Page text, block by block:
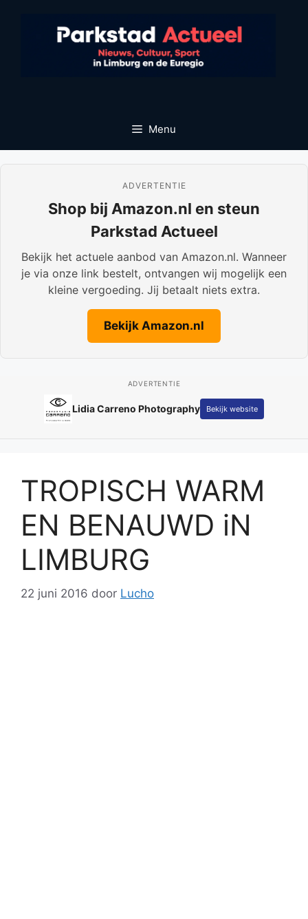
Menu
ADVERTENTIE
Shop bij Amazon.nl en steun
Parkstad Actueel
Bekijk het actuele aanbod van Amazon.nl. Wanneer
je via onze link bestelt, ontvangen wij mogelijk een
kleine vergoeding. Jij betaalt niets extra.
Bekijk Amazon.nl
ADVERTENTIE
Lidia Carreno Photography Bekijk website
TROPISCH WARM
EN BENAUWD iN
LIMBURG
22 juni 2016 door Lucho